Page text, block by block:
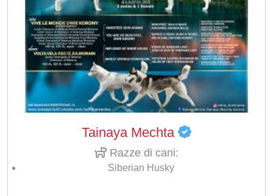
Tainaya Mechta
Razze di cani:
Siberian Husky